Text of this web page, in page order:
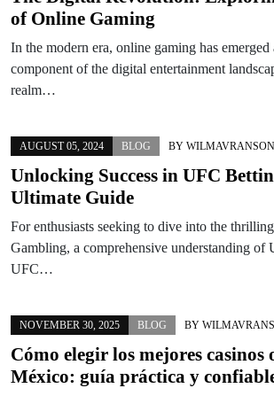
of Online Gaming
In the modern era, online gaming has emerged
component of the digital entertainment
realm…
AUGUST 05, 2024 BLOG BY WILMAVRANSON
Unlocking Success in UFC
Ultimate Guide
For enthusiasts seeking to dive into the
Gambling, a comprehensive understanding of
UFC…
NOVEMBER 30, 2025 BLOG BY
Cómo elegir los mejores casinos
México: guía práctica y